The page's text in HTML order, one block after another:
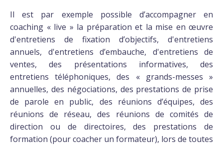
Il est par exemple possible d’accompagner en
coaching « live » la préparation et la mise en œuvre
d'entretiens de fixation d’objectifs, d'entretiens
annuels, d'entretiens d’embauche, d'entretiens de
ventes, des présentations informatives, des
entretiens téléphoniques, des « grands-messes »
annuelles, des négociations, des prestations de prise
de parole en public, des réunions d’équipes, des
réunions de réseau, des réunions de comités de
direction ou de directoires, des prestations de
formation (pour coacher un formateur), lors de toutes